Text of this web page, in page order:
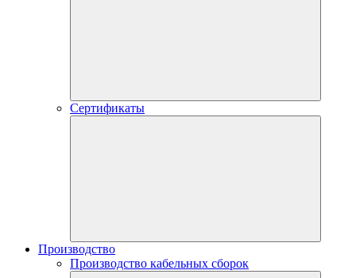
Сертификаты
Производство
Производство кабельных сборок